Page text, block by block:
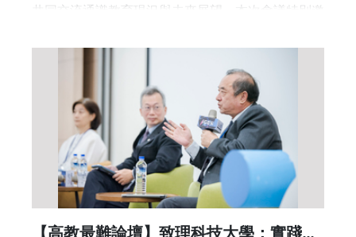
共同交流通識教育現況與未來展望。本次會議特別邀
院士進行專題演講，朱院士以「關於通識教育的幾個
故事」為題，提醒我們臺灣教育框架下培養出的人才
善解題，卻不善提問，大學應該鼓勵學生「野性思
考」，而通識教育的核心在於，培養足以撐起（spa
nning）所有知識體系基本知識的能力。
早在十六年前，朱敬一院士就在第二屆全國通識教育
發展會議的專題演講，提出「融通」與「貫串」兩大
關鍵詞，破解當時許多人把通識視為簡化課程的誤
區。
【高教最難論壇】致理科技大學：實踐、